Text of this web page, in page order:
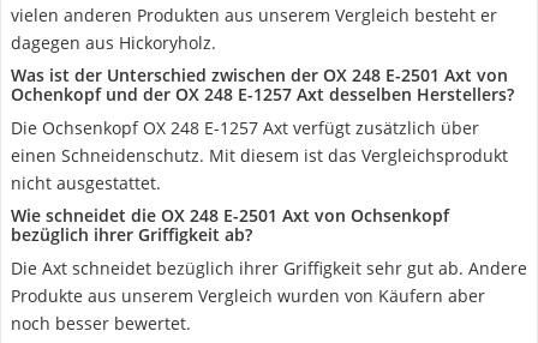
vielen anderen Produkten aus unserem Vergleich besteht er
dagegen aus Hickoryholz.
Was ist der Unterschied zwischen der OX 248 E-2501 Axt von
Ochenkopf und der OX 248 E-1257 Axt desselben Herstellers?
Die Ochsenkopf OX 248 E-1257 Axt verfügt zusätzlich über
einen Schneidenschutz. Mit diesem ist das Vergleichsprodukt
nicht ausgestattet.
Wie schneidet die OX 248 E-2501 Axt von Ochsenkopf
bezüglich ihrer Griffigkeit ab?
Die Axt schneidet bezüglich ihrer Griffigkeit sehr gut ab. Andere
Produkte aus unserem Vergleich wurden von Käufern aber
noch besser bewertet.